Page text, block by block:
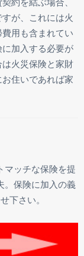
が、これには火
用も含まれてい
加入する必要が
火災保険と家財
住いであれば家
マッチな保険を提
。保険に加入の義
下さい。